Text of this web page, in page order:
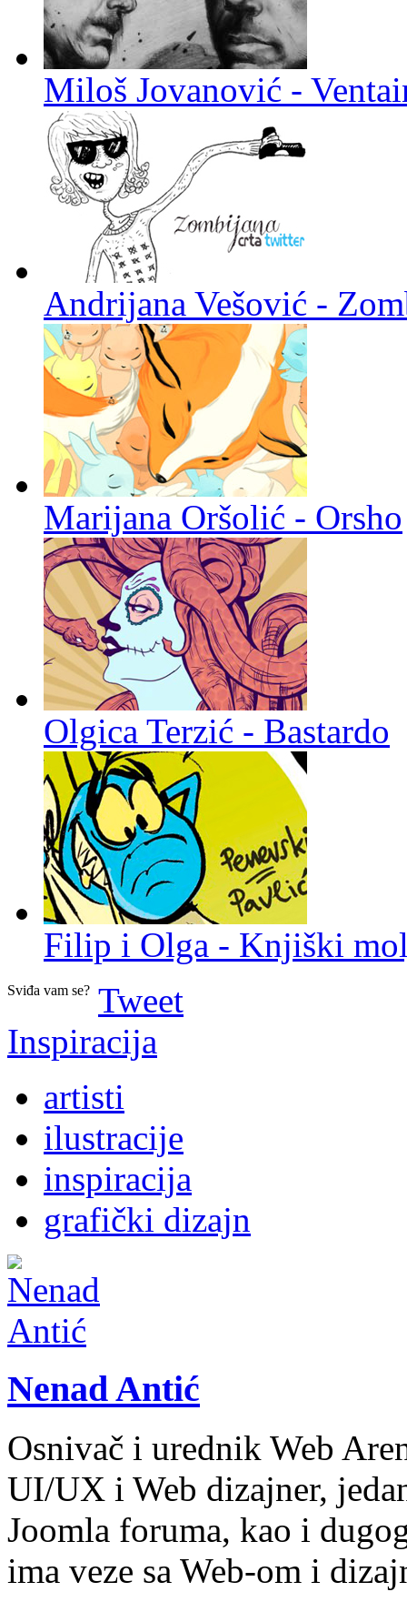
Miloš Jovanović -
Andrijana Vešović -
Marijana Oršolić - Orsho
Olgica Terzić - Bastardo
Filip i Olga - Knjiški
Sviđa vam se? Tweet
Inspiracija
artisti
ilustracije
inspiracija
grafički dizajn
Nenad Antić
Osnivač i urednik Web
UI/UX i Web dizajner,
Joomla foruma, kao i
ima veze sa Web-om i